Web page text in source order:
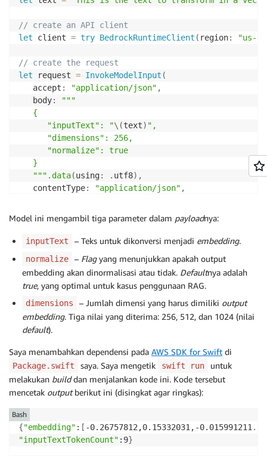
// create an API client
let client = try BedrockRuntimeClient ( region: "us-
// create the request
let request = InvokeModelInput (
   accept
: "application/json" ,
   body
:
"""
   {
      "inputText": "
\(text) ",
      "dimensions": 256,
      "normalize": true
   }
   """
.data(using: . utf8) ,
   contentType
: "application/json" ,
// send the request
let response = try await client.invokeModel(input
// decode the response
let response = String(data: ( response.body!),
print(response ?? "" )
Model ini mengambil tiga parameter dalam payloadnya:
inputText – Teks untuk dikonversi menjadi embedding.
normalize – Flagyang menunjukkan apakah output
embedding akan dinormalisasi atau tidak. Defaultnya adalah
true, yang optimal untuk kasus penggunaan RAG.
dimensions – Jumlah dimensi yang harus dimiliki output
embedding. Tiga nilai yang diterima: 256, 512, dan 1024 (nilai
default).
Saya menambahkan dependensi pada AWS SDK for Swift di
Package.swift saya. Saya mengetik swift run
untuk
melakukan builddan menjalankan kode ini. Kode tersebut
mencetak outputberikut ini (disingkat agar ringkas):
{"embedding" : [ -0.26757812,0.15332031,-0.015991211 ..
"inputTextTokenCount" :9}
Bash